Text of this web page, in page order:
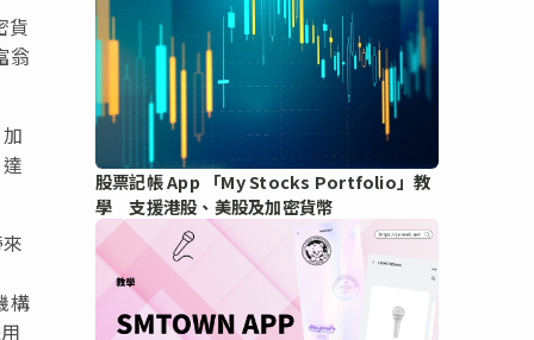
貨
翁
構
股票記帳 App 「My Stocks Portfolio」教
學 支援港股、美股及加密貨幣